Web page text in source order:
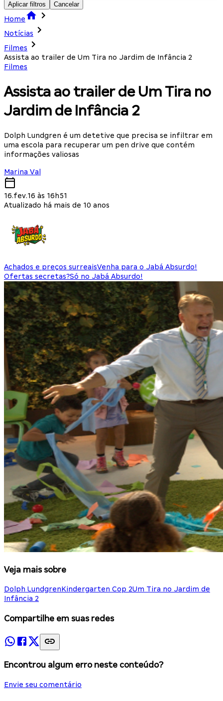
Aplicar filtros Cancelar
Home
Notícias
Filmes
Assista ao trailer de Um Tira no Jardim de Infância 2
Filmes
Assista ao trailer de Um Tira no
Jardim de Infância 2
Dolph Lundgren é um detetive que precisa se infiltrar em
uma escola para recuperar um pen drive que contém
informações valiosas
Marina Val
16.fev.16 às 16h51
Atualizado há mais de 10 anos
Achados e preços surreaisVenha para o Jabá Absurdo!
Ofertas secretas?Só no Jabá Absurdo!
Veja mais sobre
Dolph LundgrenKindergarten Cop 2Um Tira no Jardim de
Infância 2
Compartilhe em suas redes
Encontrou algum erro neste conteúdo?
Envie seu comentário